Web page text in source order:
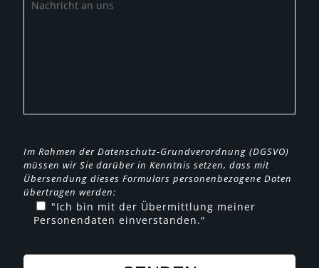
Im Rahmen der Datenschutz-Grundverordnung (DGSVO)
müssen wir Sie darüber in Kenntnis setzen, dass mit
Übersendung dieses Formulars personenbezogene Daten
übertragen werden:
"Ich bin mit der Übermittlung meiner
Personendaten einverstanden."